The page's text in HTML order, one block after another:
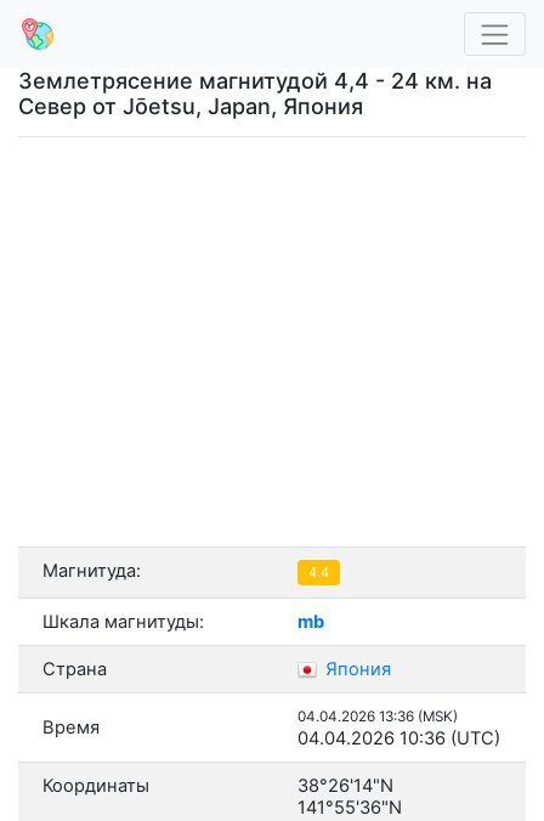
Землетрясение магнитудой 4,4 - 24 км. на
Север от Jōetsu, Japan, Япония
Магнитуда: 4.4
Шкала магнитуды: mb
Страна Япония
Время 04.04.2026 13:36 (MSK)
04.04.2026 10:36 (UTC)
Координаты
38°26'14"N
141°55'36"N